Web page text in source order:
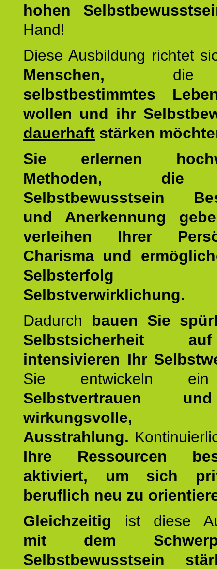
hohen
Hand!
Diese Ausbildung richtet
Menschen,
selbstbestimmtes
wollen und ihr
dauerhaft stärken
Sie erlernen
Methoden, die
Selbstbewusstsein
und Anerkennung
verleihen Ihrer
Charisma und
Selbstverwirklichung.
Dadurch bauen Sie
Selbstsicherheit
intensivieren Ihr
Sie entwickeln ein
Selbstvertrauen
wirkungsvolle,
Ausstrahlung.
Ihre Ressourcen
aktiviert, um sich
beruflich neu zu
Gleichzeitig ist diese
mit dem
Selbstbewusstsein